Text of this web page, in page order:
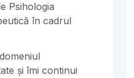
Psihologia
în cadrul
și îmi continui